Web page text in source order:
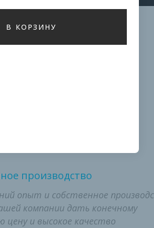
производство
опыт и собственное
компании дать конечному
и высокое качество
В КОРЗИНУ